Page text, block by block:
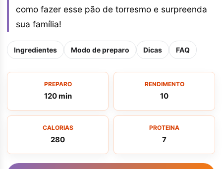
como fazer esse pão de torresmo e surpreenda
sua família!
Ingredientes Modo de preparo Dicas FAQ
PREPARO
120 min
RENDIMENTO
10
CALORIAS
280
PROTEINA
7